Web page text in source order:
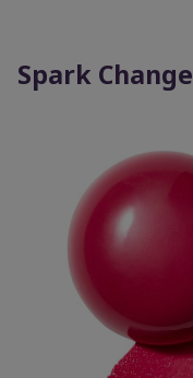
Spark Change